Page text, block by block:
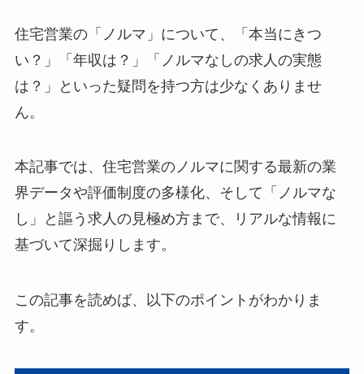
住宅営業の「ノルマ」について、「本当にきつ
い？」「年収は？」「ノルマなしの求人の実態
は？」といった疑問を持つ方は少なくありませ
ん。
本記事では、住宅営業のノルマに関する最新の業
界データや評価制度の多様化、そして「ノルマな
し」と謳う求人の見極め方まで、リアルな情報に
基づいて深掘りします。
この記事を読めば、以下のポイントがわかりま
す。